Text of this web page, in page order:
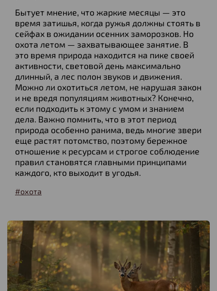
Бытует мнение, что жаркие месяцы — это
время затишья, когда ружья должны стоять в
сейфах в ожидании осенних заморозков. Но
охота летом — захватывающее занятие. В
это время природа находится на пике своей
активности, световой день максимально
длинный, а лес полон звуков и движения.
Можно ли охотиться летом, не нарушая закон
и не вредя популяциям животных? Конечно,
если подходить к этому с умом и знанием
дела. Важно помнить, что в этот период
природа особенно ранима, ведь многие звери
еще растят потомство, поэтому бережное
отношение к ресурсам и строгое соблюдение
правил становятся главными принципами
каждого, кто выходит в угодья.
#охота